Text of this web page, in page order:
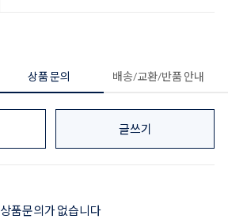
상품 문의 배송/교환/반품 안내
글쓰기
상품문의가 없습니다